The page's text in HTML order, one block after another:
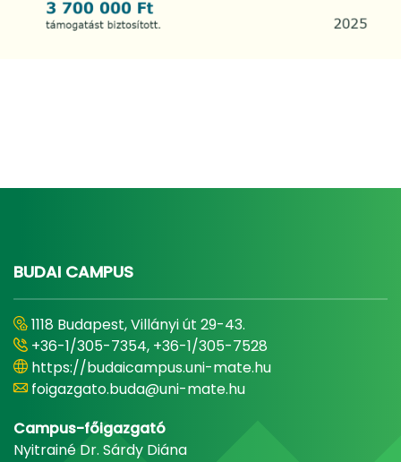
BUDAI CAMPUS
1118 Budapest, Villányi út 29-43.
+36-1/305-7354, +36-1/305-7528
https://budaicampus.uni-mate.hu
foigazgato.buda@uni-mate.hu
Campus-főigazgató
Nyitrainé Dr. Sárdy Diána